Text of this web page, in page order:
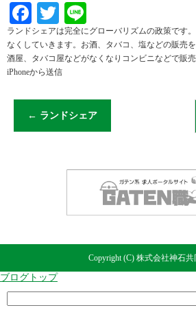
Facebook
Twitter
ランドシェアは完全にグローバリズムの政策です
なくしていきます。お酒、タバコ、塩などの販売
酒屋、タバコ屋などがなくなりコンビニなどで販
iPhoneから送信
← ランドシェア
Copyright (C) 株式会社神石共
ブログトップ